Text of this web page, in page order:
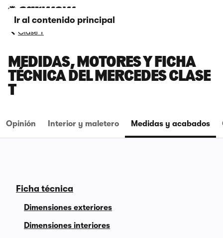
Ir al contenido principal
Clase T
MEDIDAS, MOTORES Y FICHA
TÉCNICA DEL MERCEDES CLASE
T
Opinión Interior y maletero Medidas y acabados
Ficha técnica
Dimensiones exteriores
Dimensiones interiores